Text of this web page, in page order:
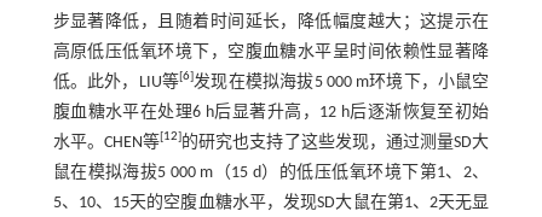
步显著降低，且随着时间延长，降低幅度越大；这提示在
高原低压低氧环境下，空腹血糖水平呈时间依赖性显著降
低。此外，LIU等[6]发现在模拟海拔5 000 m环境下，小鼠空
腹血糖水平在处理6 h后显著升高，12 h后逐渐恢复至初始
水平。CHEN等[12]的研究也支持了这些发现，通过测量SD大
鼠在模拟海拔5 000 m（15 d）的低压低氧环境下第1、2、
5、10、15天的空腹血糖水平，发现SD大鼠在第1、2天无显